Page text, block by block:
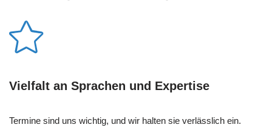
Vielfalt an Sprachen und Expertise
Termine sind uns wichtig, und wir halten sie verlässlich ein.